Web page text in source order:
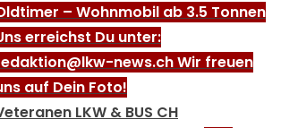
– Wohnmobil ab 3.5 Tonnen
erreichst Du unter:
news.ch Wir freuen
auf Dein Foto!
LKW & BUS CH